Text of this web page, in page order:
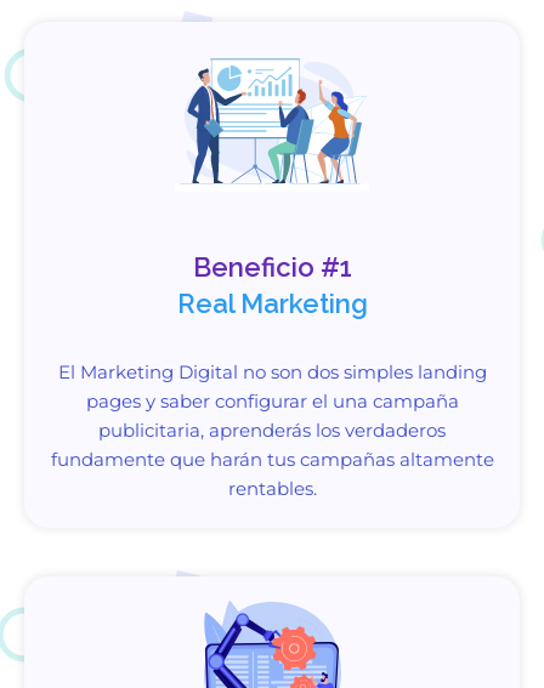
Beneficio #1
Real Marketing
El Marketing Digital no son dos simples landing
pages y saber configurar el una campaña
publicitaria, aprenderás los verdaderos
fundamente que harán tus campañas altamente
rentables.